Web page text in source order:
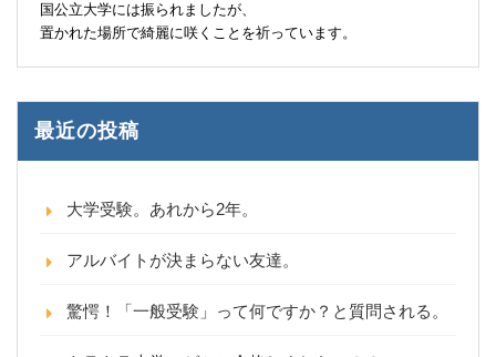
国公立大学には振られましたが、
置かれた場所で綺麗に咲くことを祈っています。
最近の投稿
大学受験。あれから2年。
アルバイトが決まらない友達。
驚愕！「一般受験」って何ですか？と質問される。